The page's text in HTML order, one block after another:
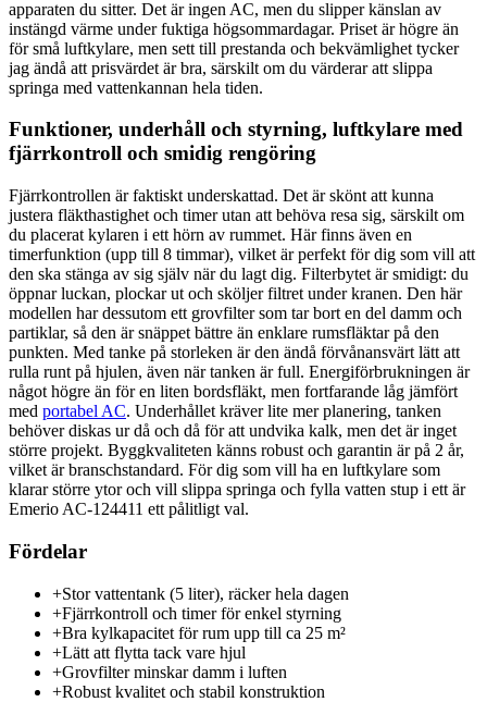
apparaten du sitter. Det är ingen AC, men du slipper känslan av
instängd värme under fuktiga högsommardagar. Priset är högre än
för små luftkylare, men sett till prestanda och bekvämlighet tycker
jag ändå att prisvärdet är bra, särskilt om du värderar att slippa
springa med vattenkannan hela tiden.
Funktioner, underhåll och styrning, luftkylare med
fjärrkontroll och smidig rengöring
Fjärrkontrollen är faktiskt underskattad. Det är skönt att kunna
justera fläkthastighet och timer utan att behöva resa sig, särskilt om
du placerat kylaren i ett hörn av rummet. Här finns även en
timerfunktion (upp till 8 timmar), vilket är perfekt för dig som vill att
den ska stänga av sig själv när du lagt dig. Filterbytet är smidigt: du
öppnar luckan, plockar ut och sköljer filtret under kranen. Den här
modellen har dessutom ett grovfilter som tar bort en del damm och
partiklar, så den är snäppet bättre än enklare rumsfläktar på den
punkten. Med tanke på storleken är den ändå förvånansvärt lätt att
rulla runt på hjulen, även när tanken är full. Energiförbrukningen är
något högre än för en liten bordsfläkt, men fortfarande låg jämfört
med portabel AC. Underhållet kräver lite mer planering, tanken
behöver diskas ur då och då för att undvika kalk, men det är inget
större projekt. Byggkvaliteten känns robust och garantin är på 2 år,
vilket är branschstandard. För dig som vill ha en luftkylare som
klarar större ytor och vill slippa springa och fylla vatten stup i ett är
Emerio AC-124411 ett pålitligt val.
Fördelar
+Stor vattentank (5 liter), räcker hela dagen
+Fjärrkontroll och timer för enkel styrning
+Bra kylkapacitet för rum upp till ca 25 m²
+Lätt att flytta tack vare hjul
+Grovfilter minskar damm i luften
+Robust kvalitet och stabil konstruktion